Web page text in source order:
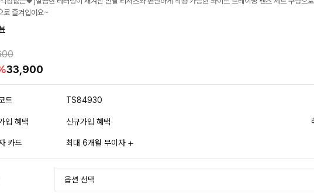
로 즐겨입어요~
33,900
드 TS84930
입 혜택 신규가입 혜택
카드 최대 6개월 무이자